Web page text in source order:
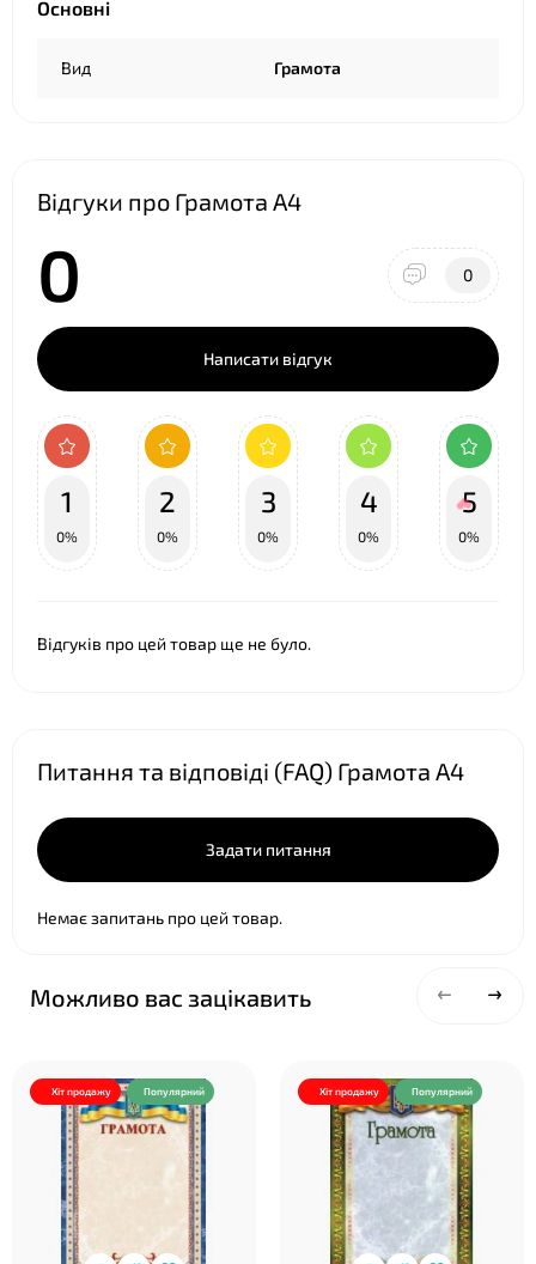
Основні
Вид Грамота
Відгуки про Грамота А4
0 0
Написати відгук
1
0%
2
0%
3
0%
4
0%
5
0%
Відгуків про цей товар ще не було.
Питання та відповіді (FAQ) Грамота А4
Задати питання
Немає запитань про цей товар.
Можливо вас зацікавить
Хіт продажу Популярний Хіт продажу Популярний